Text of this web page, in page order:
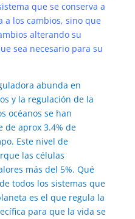
que se conserva a
a los cambios, sino que
alterando su
sea necesario para su
abunda en
y la regulación de la
océanos se han
de aprox 3.4% de
Este nivel de
las células
más del 5%. Qué
todos los sistemas que
es el que regula la
para que la vida se